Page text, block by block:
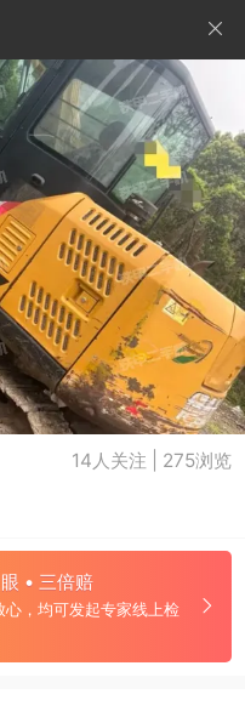
14人关注 | 275浏览
• 三倍赔
，均可发起专家线上检
经纪人